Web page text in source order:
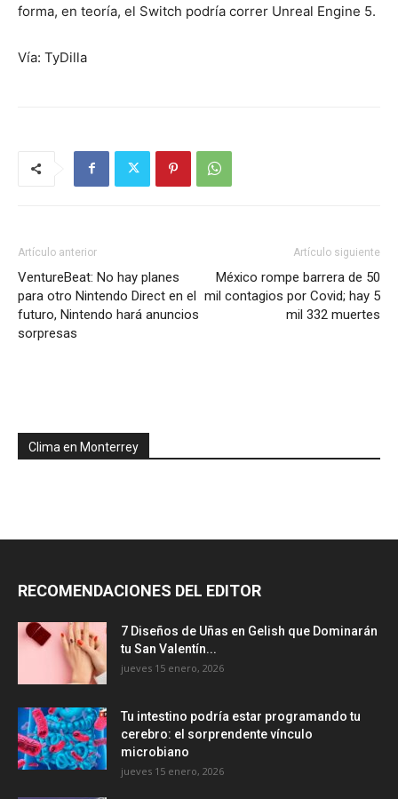
forma, en teoría, el Switch podría correr Unreal Engine 5.
Vía: TyDilla
Artículo anterior
VentureBeat: No hay planes
para otro Nintendo Direct en el
futuro, Nintendo hará anuncios
sorpresas
Artículo siguiente
México rompe barrera de 50
mil contagios por Covid; hay 5
mil 332 muertes
Clima en Monterrey
RECOMENDACIONES DEL EDITOR
7 Diseños de Uñas en Gelish que Dominarán
tu San Valentín...
jueves 15 enero, 2026
Tu intestino podría estar programando tu
cerebro: el sorprendente vínculo
microbiano
jueves 15 enero, 2026